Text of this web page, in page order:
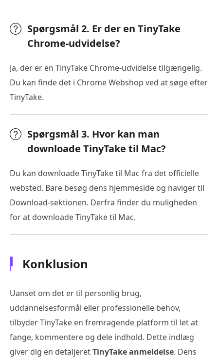
Spørgsmål 2. Er der en TinyTake
Chrome-udvidelse?
Ja, der er en TinyTake Chrome-udvidelse tilgængelig.
Du kan finde det i Chrome Webshop ved at søge efter
TinyTake.
Spørgsmål 3. Hvor kan man
downloade TinyTake til Mac?
Du kan downloade TinyTake til Mac fra det officielle
websted. Bare besøg dens hjemmeside og naviger til
Download-sektionen. Derfra finder du muligheden
for at downloade TinyTake til Mac.
Konklusion
Uanset om det er til personlig brug,
uddannelsesformål eller professionelle behov,
tilbyder TinyTake en fremragende platform til let at
fange, kommentere og dele indhold. Dette indlæg
giver dig en detaljeretTinyTake anmeldelse. Dens